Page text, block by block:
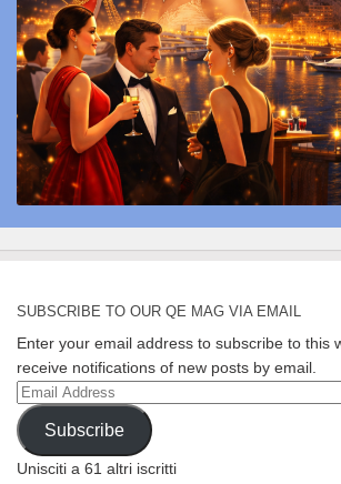
SUBSCRIBE TO OUR QE MAG VIA EMAIL
Enter your email address to subscribe to this
receive notifications of new posts by email.
Email
Address
Subscribe
Unisciti a 61 altri iscritti